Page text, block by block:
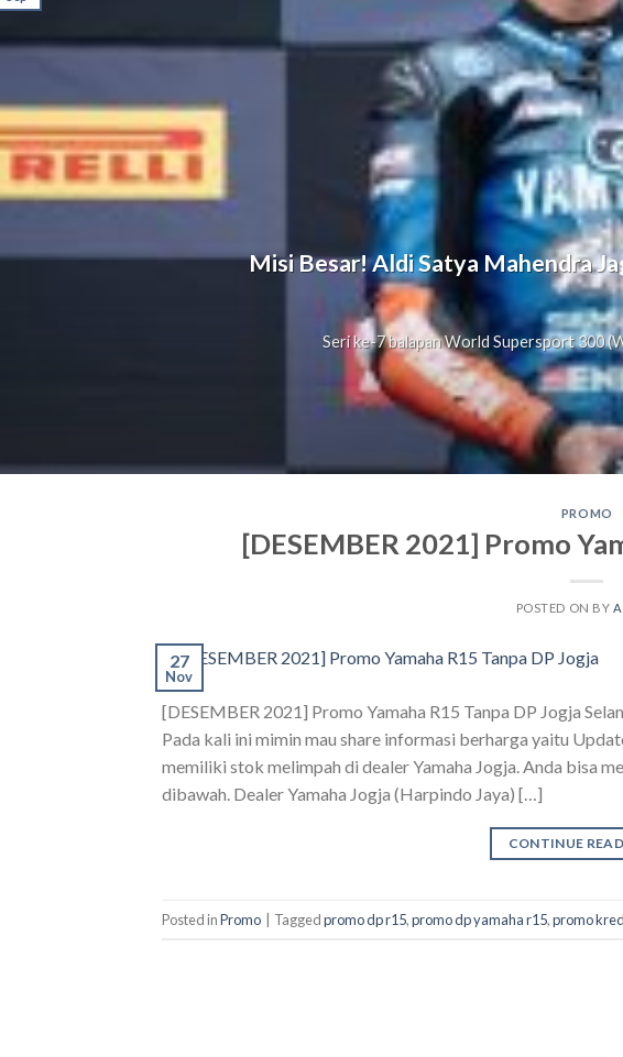
Misi Besar! Aldi Satya Mahendra
Seri ke-7 balapan World Supersport 300
PROMO
[DESEMBER 2021] Promo
POSTED ON BY
27
Nov
[DESEMBER 2021] Promo Yamaha R15 Tanpa DP Jogja
Pada kali ini mimin mau share informasi berharga yaitu
memiliki stok melimpah di dealer Yamaha Jogja. Anda bisa
dibawah. Dealer Yamaha Jogja (Harpindo Jaya) […]
CONTINUE
Posted inPromo Taggedpromo dp r15,promo dp yamaha r15,promo